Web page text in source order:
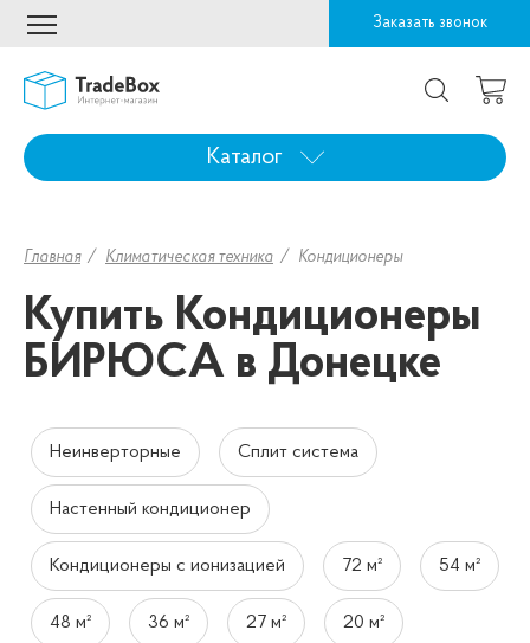
Заказать звонок
Каталог
Главная Климатическая техника Кондиционеры
Купить Кондиционеры
БИРЮСА в Донецке
Неинверторные Сплит система
Настенный кондиционер
Кондиционеры с ионизацией 72 м² 54 м²
48 м² 36 м² 27 м² 20 м²